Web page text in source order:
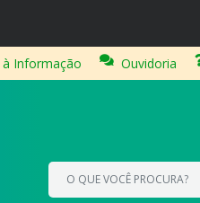
à Informação Ouvidoria